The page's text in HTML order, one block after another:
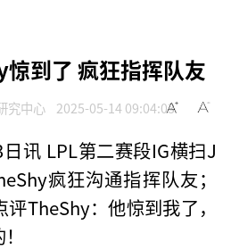
到了 疯狂指挥队友
究中心 2025-05-14 09:04:03
讯 LPL第二赛段IG横扫J
疯狂沟通指挥队友；
TheShy：他惊到我了，